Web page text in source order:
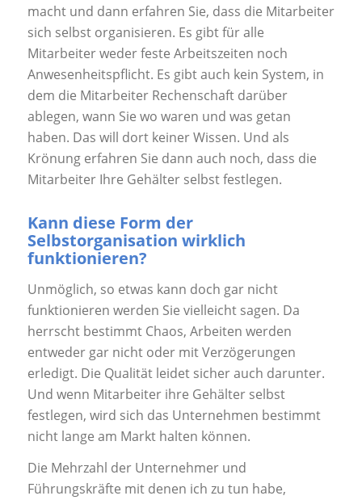
macht und dann erfahren Sie, dass die Mitarbeiter
sich selbst organisieren. Es gibt für alle
Mitarbeiter weder feste Arbeitszeiten noch
Anwesenheitspflicht. Es gibt auch kein System, in
dem die Mitarbeiter Rechenschaft darüber
ablegen, wann Sie wo waren und was getan
haben. Das will dort keiner Wissen. Und als
Krönung erfahren Sie dann auch noch, dass die
Mitarbeiter Ihre Gehälter selbst festlegen.
Kann diese Form der
Selbstorganisation wirklich
funktionieren?
Unmöglich, so etwas kann doch gar nicht
funktionieren werden Sie vielleicht sagen. Da
herrscht bestimmt Chaos, Arbeiten werden
entweder gar nicht oder mit Verzögerungen
erledigt. Die Qualität leidet sicher auch darunter.
Und wenn Mitarbeiter ihre Gehälter selbst
festlegen, wird sich das Unternehmen bestimmt
nicht lange am Markt halten können.
Die Mehrzahl der Unternehmer und
Führungskräfte mit denen ich zu tun habe,